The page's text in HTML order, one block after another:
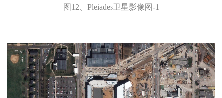
图12、Pleiades卫星影像图-1